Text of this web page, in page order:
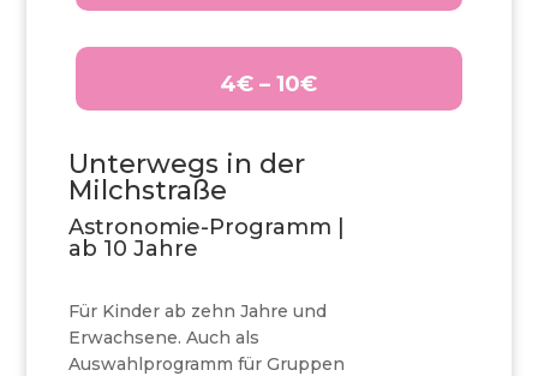
4€ – 10€
Unterwegs in der
Milchstraße
Astronomie-Programm |
ab 10 Jahre
Für Kinder ab zehn Jahre und
Erwachsene. Auch als
Auswahlprogramm für Gruppen